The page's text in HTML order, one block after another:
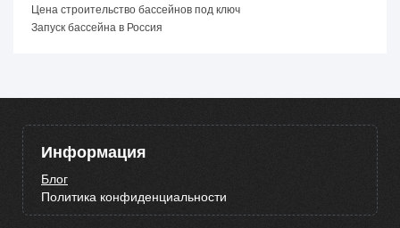
Цена строительство бассейнов под ключ
Запуск бассейна в Россия
Информация
Блог
Политика конфиденциальности